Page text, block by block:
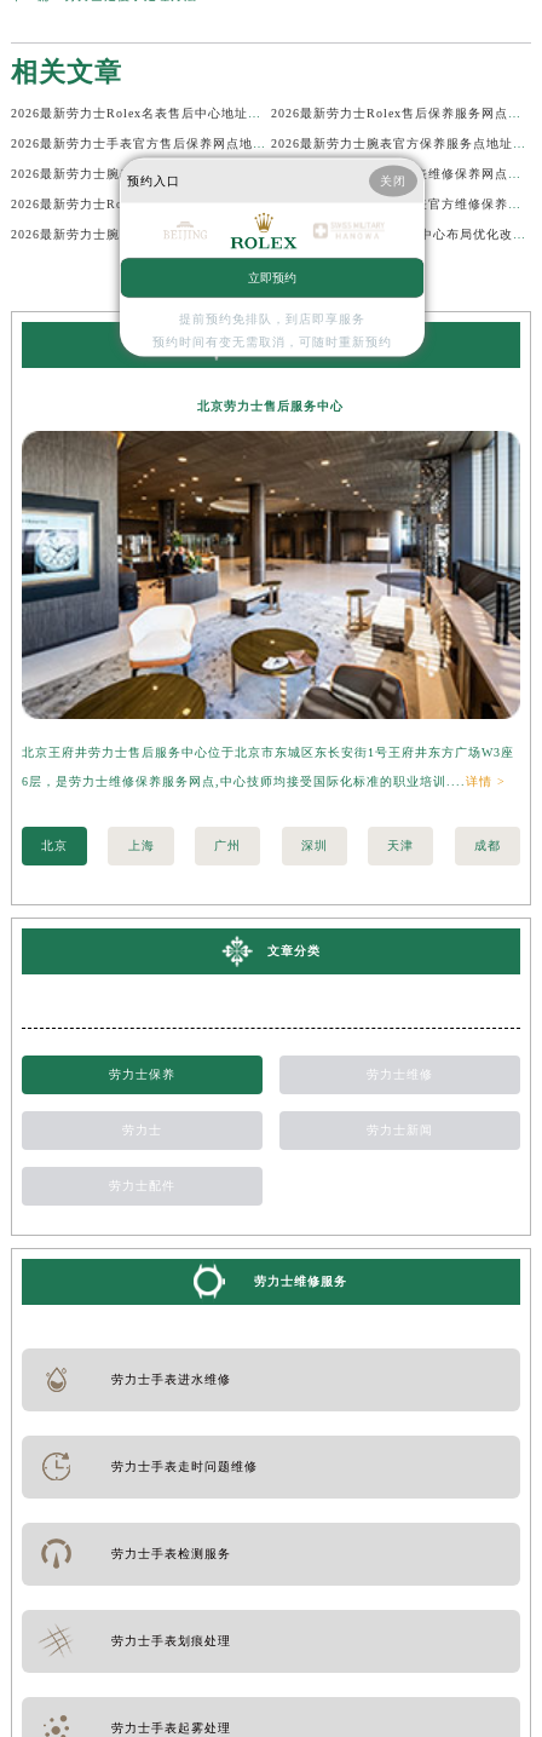
相关文章
2026最新劳力士腕表官方保养点地址考察报告
劳力士服务中心
北京劳力士售后服务中心
北京王府井劳力士售后服务中心位于北京市东城区东长安街1号王府井东方广场W3座
6层，是劳力士维修保养服务网点,中心技师均接受国际化标准的职业培训....详情 >
北京 上海 广州 深圳 天津 成都
文章分类
劳力士保养 劳力士维修
劳力士 劳力士新闻
劳力士配件
劳力士维修服务
劳力士手表进水维修
劳力士手表走时问题维修
劳力士手表检测服务
劳力士手表划痕处理
劳力士手表起雾处理
预约入口 关闭
立即预约
提前预约免排队，到店即享服务
预约时间有变无需取消，可随时重新预约